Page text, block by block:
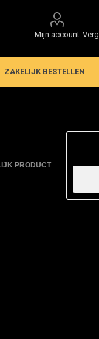
Mijn account
ZAKELIJK BESTELLEN
PRODUCT